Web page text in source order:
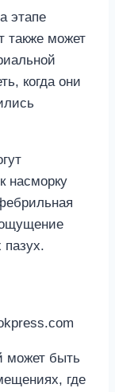
этапе
также может
когда они
насморку
ощущение
пазух.
может быть
где